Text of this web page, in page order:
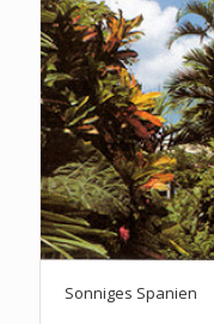
Sonniges Spanien